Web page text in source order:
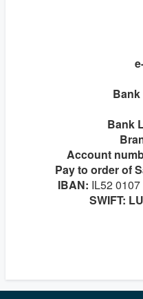
Bank
Account
Pay to order of
IBAN: IL52
SWIFT: